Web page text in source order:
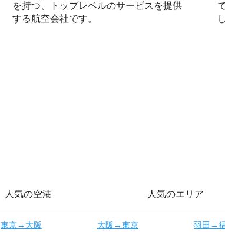
を持つ、トップレベルのサービスを提供
する航空会社です。
人気の空港 人気のエリア
東京→大阪 大阪→東京 羽田→